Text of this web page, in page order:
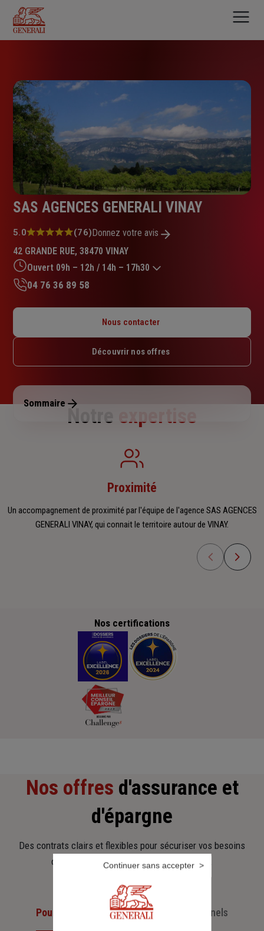
contenu
principal
SAS AGENCES GENERALI VINAY
Note
5.0
sur
5
étoiles
5.0 (76)Donnez votre avis
42 GRANDE RUE, 38470 VINAY
Ouvert 09h – 12h / 14h – 17h30
Mardi : 09h – 12h / 14h – 17h30
Jeudi : 09h – 12h / 14h – 17h30
Dimanche : Fermé
04 76 36 89 58
Nous contacter
Découvrir nos offres
Sommaire
Notre expertise
Proximité
Un accompagnement de proximité par l'équipe de l'agence SAS AGENCES
GENERALI VINAY, qui connait le territoire autour de VINAY.
Nos certifications
Nos offres d'assurance et
d'épargne
Des contrats clairs et flexibles pour sécuriser vos besoins
d’aujourd’hui et anticiper ceux de demain.
Pour les particuliersPour les professionnels
Continuer sans accepter